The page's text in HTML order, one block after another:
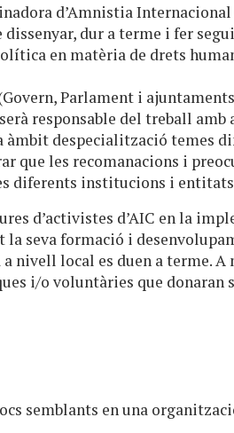
d’Amnistia Internacional
dissenyar, dur a terme i fer
en matèria de drets
Parlament i
responsable del treball
despecialització temes
que les recomanacions i
diferents institucions i
d’activistes d’AIC en la
seva formació i
nivell local es duen a terme. A
i/o voluntàries que donaran
semblants en una